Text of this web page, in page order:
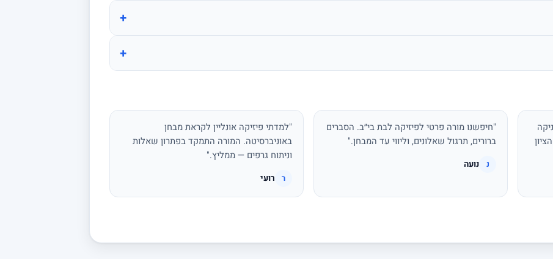
+
+
"חיפשנו מורה פרטי לפיזיקה לבת בי״ב. הסברים
ברורים, תרגול שאלונים, וליווי עד המבחן."
נ נועה
"למדתי פיזיקה אונליין לקראת מבחן
באוניברסיטה. המורה התמקד בפתרון שאלות
וניתוח גרפים — ממליץ."
ר רועי